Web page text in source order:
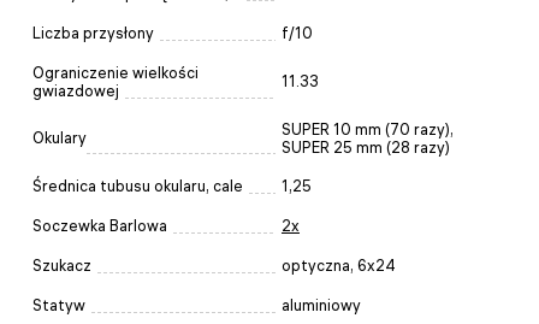
Liczba przysłony f/10
Ograniczenie wielkości
gwiazdowej
11.33
Okulary
SUPER 10 mm (70 razy),
SUPER 25 mm (28 razy)
Średnica tubusu okularu, cale 1,25
Soczewka Barlowa 2x
Szukacz optyczna, 6x24
Statyw aluminiowy